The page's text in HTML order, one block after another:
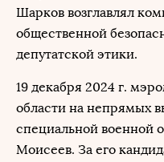
Шарков возглавлял
общественной
депутатской этики.
19 декабря 2024 г.
области на непрямых
специальной военной
Моисеев. За его